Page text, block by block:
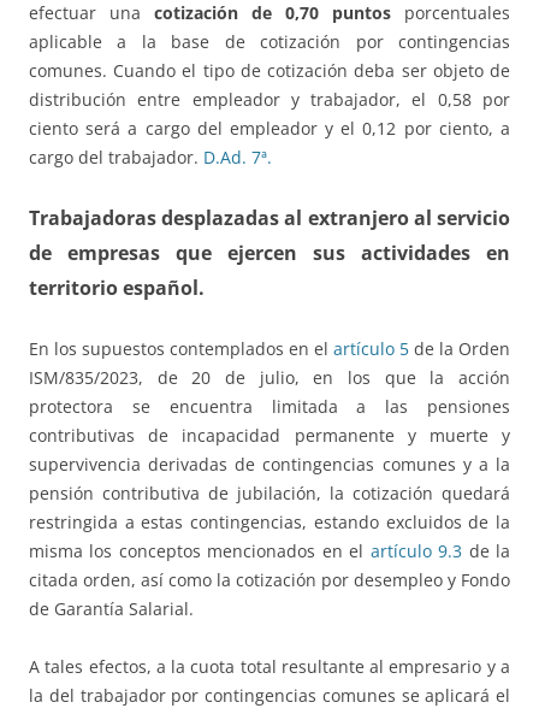
efectuar una cotización de 0,70 puntos porcentuales
aplicable a la base de cotización por contingencias
comunes. Cuando el tipo de cotización deba ser objeto de
distribución entre empleador y trabajador, el 0,58 por
ciento será a cargo del empleador y el 0,12 por ciento, a
cargo del trabajador. D.Ad. 7ª.
Trabajadoras desplazadas al extranjero al servicio
de empresas que ejercen sus actividades en
territorio español.
En los supuestos contemplados en el artículo 5 de la Orden
ISM/835/2023, de 20 de julio, en los que la acción
protectora se encuentra limitada a las pensiones
contributivas de incapacidad permanente y muerte y
supervivencia derivadas de contingencias comunes y a la
pensión contributiva de jubilación, la cotización quedará
restringida a estas contingencias, estando excluidos de la
misma los conceptos mencionados en el artículo 9.3 de la
citada orden, así como la cotización por desempleo y Fondo
de Garantía Salarial.
A tales efectos, a la cuota total resultante al empresario y a
la del trabajador por contingencias comunes se aplicará el